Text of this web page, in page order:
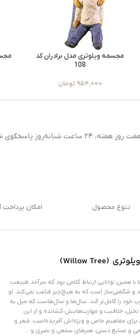
مجسمه ویلوتری مدل برادران کد
108
954,000تومان
روز هفته، ۲۴ ساعت شبانه‌روز پاسخگوی شما هستیم.
تنوع محصول امکان پرداخت
(
Willow Tree
)
همین توانایی ارتباط کلامی بود که سرآمد طبیعت
و شگفتی‌ساز است که به هیچ‌چیز قناعت نمی‌کند. او
خود را کامل‌تر کند. سال‌ها و سال‌هاست که میل به
تخیل، خلاقیت و مهارت‌هایش کشانده و از این
برای مفاهیم خاص و ویژ‌ه‌اش آفریده‌است. شعر و
و صنایع دستی، هنرهای سمعی و بصری و …